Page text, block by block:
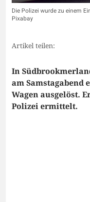
Die Polizei wurde zu einem
Pixabay
Artikel teilen:
In
am Samstagabend
Wagen ausgelöst.
Polizei ermittelt.